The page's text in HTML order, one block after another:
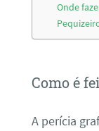
Onde
Como é
A perícia